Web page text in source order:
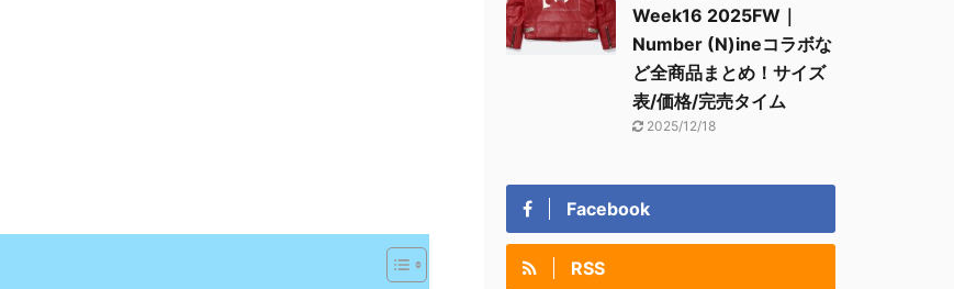
Week16 2025FW｜
Number (N)ineコラボな
ど全商品まとめ！サイズ
表/価格/完売タイム
2025/12/18
Facebook
RSS